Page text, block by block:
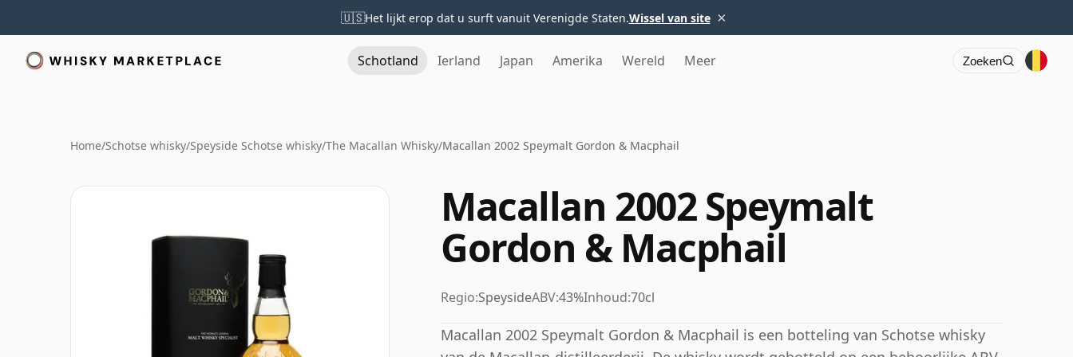
🇺🇸Het lijkt erop dat u surft vanuit Verenigde Staten.Wissel van site ×
Schotland Ierland Japan Amerika Wereld Meer Zoeken
Home/Schotse whisky/Speyside Schotse whisky/The Macallan Whisky/Macallan 2002 Speymalt Gordon & Macphail
Macallan 2002 Speymalt
Gordon & Macphail
Regio:SpeysideABV:43%Inhoud:70cl
Macallan 2002 Speymalt Gordon & Macphail is een botteling van Schotse whisky